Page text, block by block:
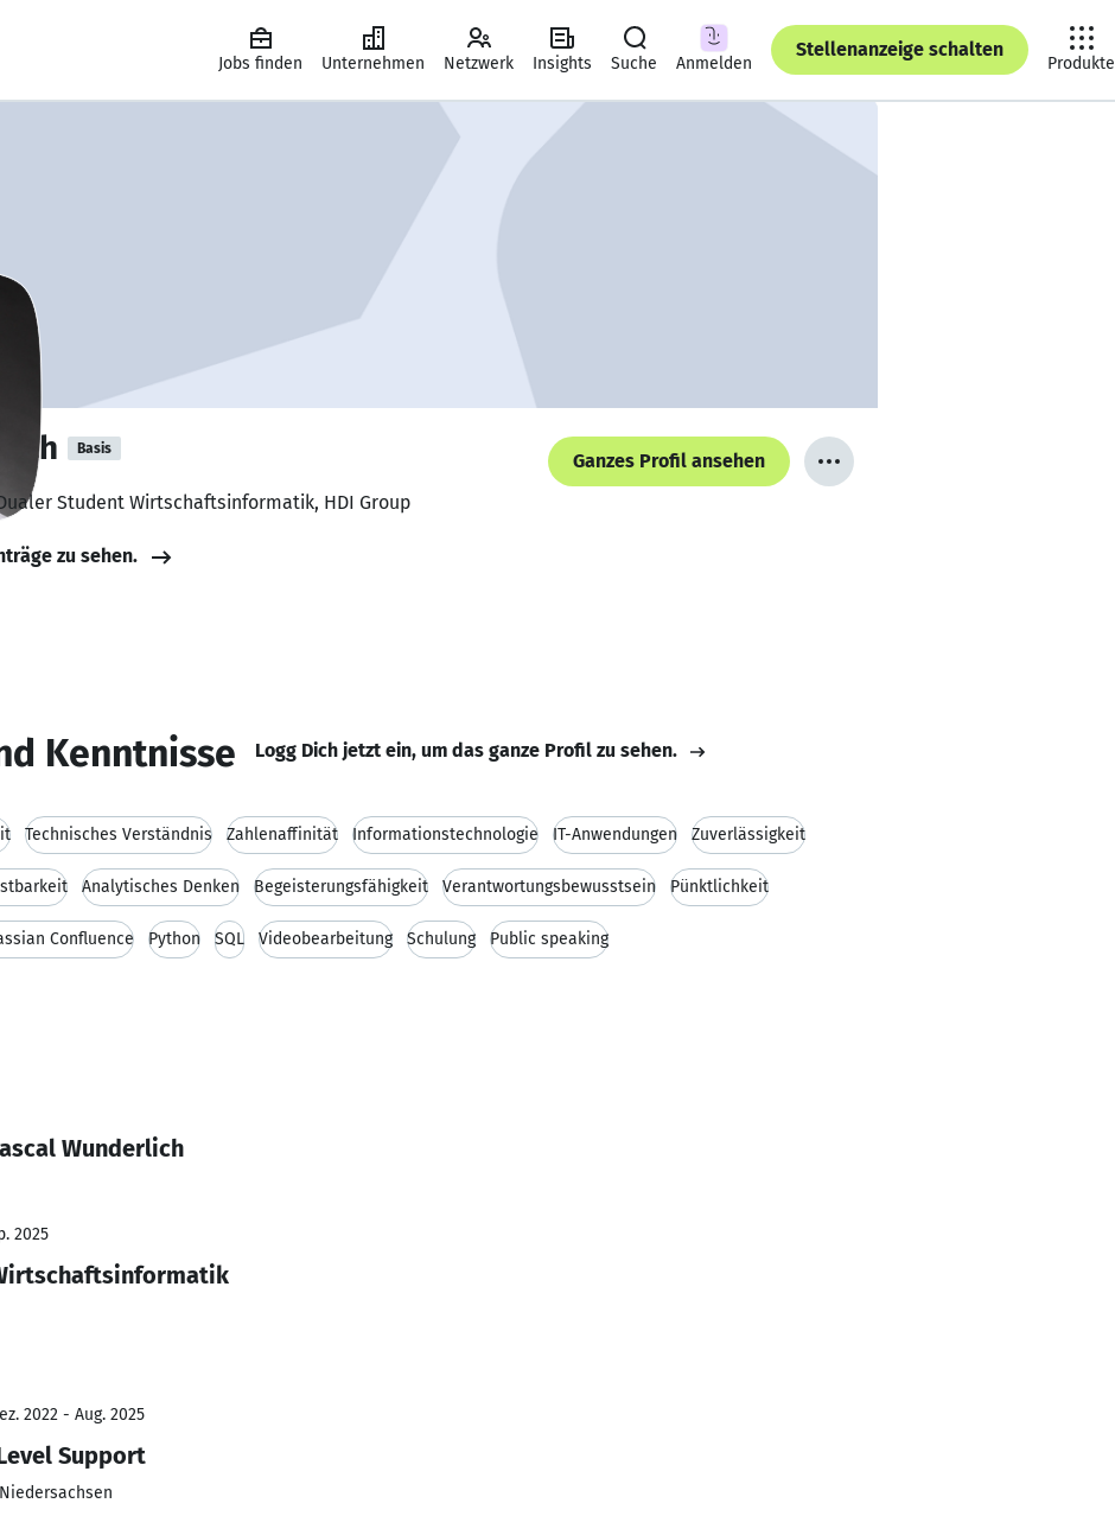
Jobs finden Unternehmen Netzwerk Insights Suche Anmelden
Stellenanzeige schalten
Produkte
Basis
Ganzes Profil ansehen
Student Wirtschaftsinformatik, HDI Group
zu sehen.
Kenntnisse Logg Dich jetzt ein, um das ganze Profil zu sehen.
Technisches Verständnis Zahlenaffinität Informationstechnologie IT-Anwendungen Zuverlässigkeit
Analytisches Denken Begeisterungsfähigkeit Verantwortungsbewusstsein Pünktlichkeit
Confluence Python SQL Videobearbeitung Schulung Public speaking
Wunderlich
2025
2022 - Aug. 2025
Support